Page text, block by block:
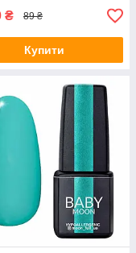
₴ 89 ₴
Купити